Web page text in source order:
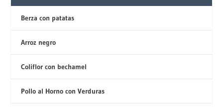
Berza con patatas
Arroz negro
Coliflor con bechamel
Pollo al Horno con Verduras